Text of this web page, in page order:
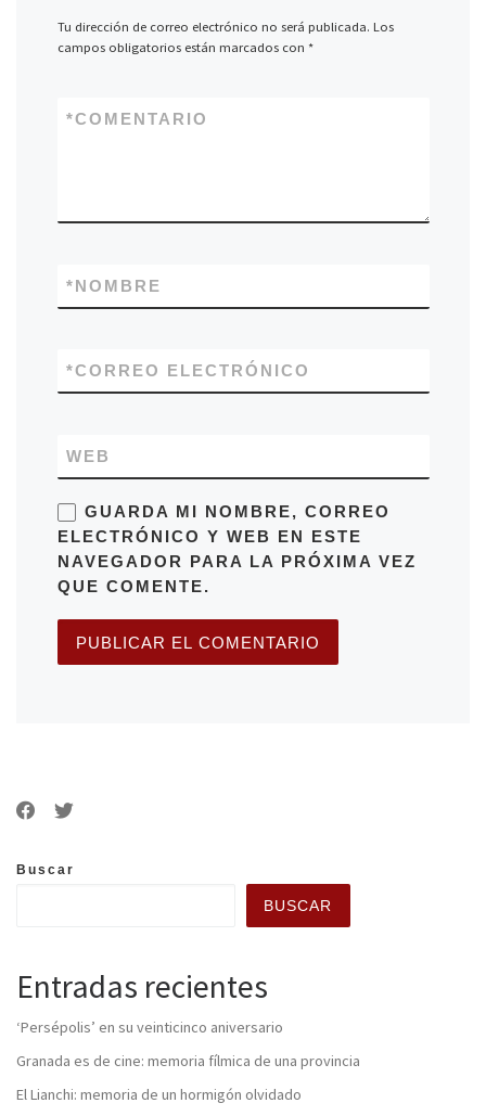
Tu dirección de correo electrónico no será publicada. Los
campos obligatorios están marcados con *
COMENTARIO
*
NOMBRE
*
CORREO ELECTRÓNICO
*
WEB
GUARDA MI NOMBRE, CORREO
ELECTRÓNICO Y WEB EN ESTE
NAVEGADOR PARA LA PRÓXIMA VEZ
QUE COMENTE.
Buscar
BUSCAR
Entradas recientes
‘Persépolis’ en su veinticinco aniversario
Granada es de cine: memoria fílmica de una provincia
El Lianchi: memoria de un hormigón olvidado